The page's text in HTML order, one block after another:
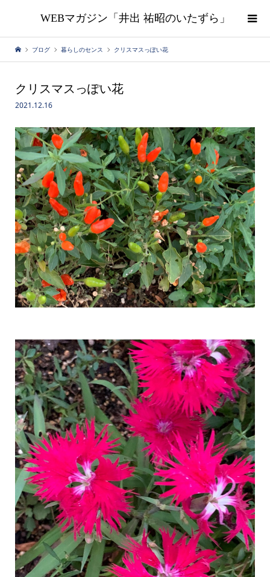
WEBマガジン「井出 祐昭のいたずら」
ブログ 暮らしのセンス クリスマスっぽい花
クリスマスっぽい花
2021.12.16